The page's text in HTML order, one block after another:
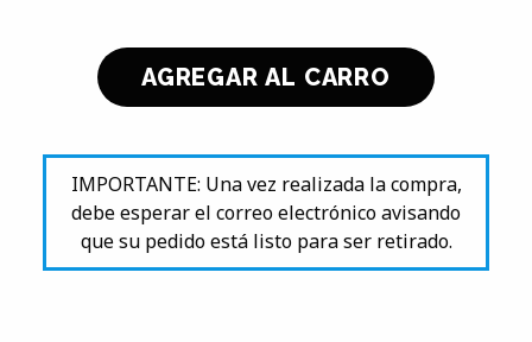
IMPORTANTE: Una vez realizada la compra,
debe esperar el correo electrónico avisando
que su pedido está listo para ser retirado.